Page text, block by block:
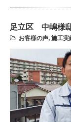
足立区 中嶋様
お客様の声, 施工実